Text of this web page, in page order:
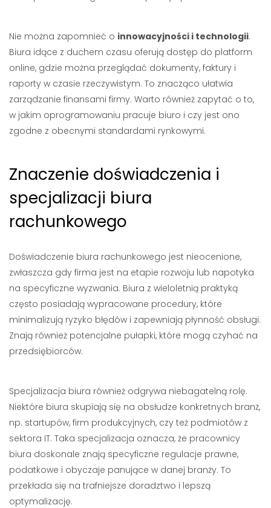
Nie można zapomnieć o innowacyjności i technologii.
Biura idące z duchem czasu oferują dostęp do platform
online, gdzie można przeglądać dokumenty, faktury i
raporty w czasie rzeczywistym. To znacząco ułatwia
zarządzanie finansami firmy. Warto również zapytać o to,
w jakim oprogramowaniu pracuje biuro i czy jest ono
zgodne z obecnymi standardami rynkowymi.
Znaczenie doświadczenia i
specjalizacji biura
rachunkowego
Doświadczenie biura rachunkowego jest nieocenione,
zwłaszcza gdy firma jest na etapie rozwoju lub napotyka
na specyficzne wyzwania. Biura z wieloletnią praktyką
często posiadają wypracowane procedury, które
minimalizują ryzyko błędów i zapewniają płynność obsługi.
Znają również potencjalne pułapki, które mogą czyhać na
przedsiębiorców.
Specjalizacja biura również odgrywa niebagatelną rolę.
Niektóre biura skupiają się na obsłudze konkretnych branż,
np. startupów, firm produkcyjnych, czy też podmiotów z
sektora IT. Taka specjalizacja oznacza, że pracownicy
biura doskonale znają specyficzne regulacje prawne,
podatkowe i obyczaje panujące w danej branży. To
przekłada się na trafniejsze doradztwo i lepszą
optymalizację.